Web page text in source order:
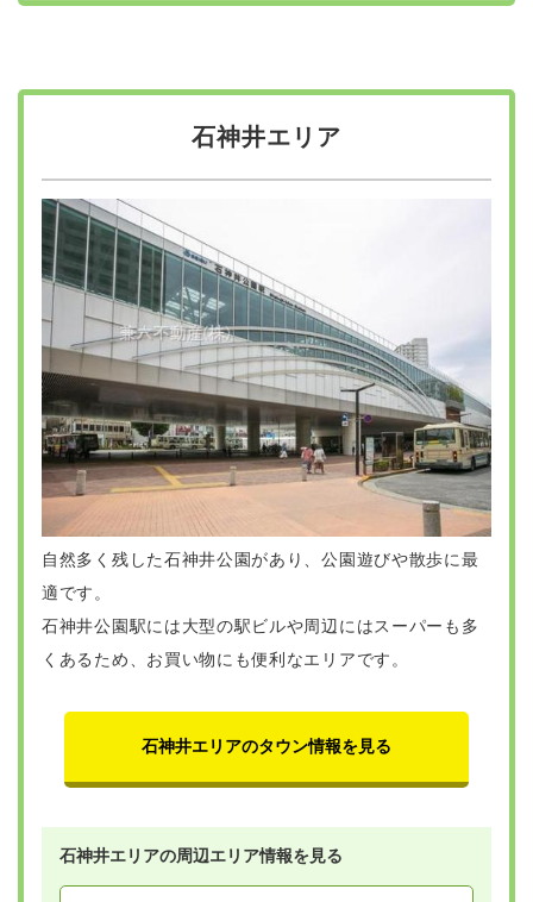
石神井エリア
自然多く残した石神井公園があり、公園遊びや散歩に最
適です。
石神井公園駅には大型の駅ビルや周辺にはスーパーも多
くあるため、お買い物にも便利なエリアです。
石神井エリアのタウン情報を見る
石神井エリアの周辺エリア情報を見る